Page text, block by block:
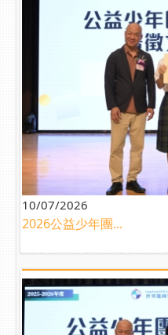
10/07/2026
2026公益少年團...